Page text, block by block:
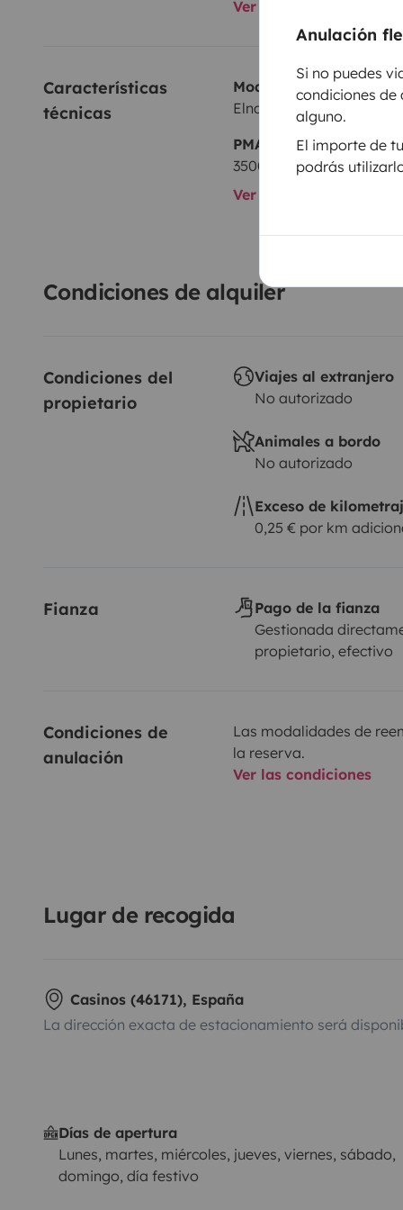
Anulación
Si no puedes
condiciones
alguno.
El importe de
podrás
Ver todos los
Características
técnicas
Modelo
Elnagh E-Van 5
PMA:
3500 kg
Ver todas las
Condiciones de alquiler
Condiciones del
propietario
Viajes al extranjero
No autorizado
Animales a bordo
No autorizado
Exceso de
0,25 € por km
Fianza
Pago de la fianza
Gestionada
propietario, efectivo
Condiciones de
anulación
Las modalidades de
la reserva.
Ver las condiciones
Lugar de recogida
Casinos (46171), España
La dirección exacta de estacionamiento será
Días de apertura
Lunes, martes, miércoles, jueves, viernes, sábado,
domingo, día festivo